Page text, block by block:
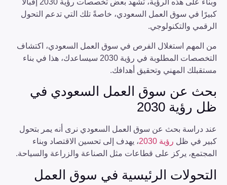
وبناءً على هذه الرؤية، تشهد بعض تخصصات رؤية 2030 إقبالاً
كبيرًا في سوق العمل السعودي، خاصةً تلك التي تدعم التحول
الرقمي والتكنولوجي.
من المهم استغلال الفرص في سوق العمل السعودي، اكتشاف
التخصصات المطلوبة في رؤية 2030 سيساعدك، هذا في بناء
مستقبلك المهني وتحقيق أهدافك.
بحث عن سوق العمل السعودي في
ظل رؤية 2030
عند دراسة بحث عن سوق العمل السعودي نرى أنه يمر بتحول
كبير في ظل رؤية 2030
، يهدف إلى تحسين الاقتصاد وبناء
المجتمع، يركز على قطاعات مثل الصناعة والزراعة والسياحة.
التحولات الرئيسية في سوق العمل